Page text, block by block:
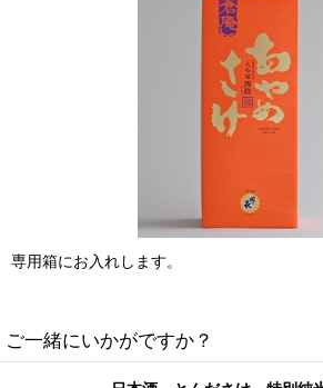
専用箱にお入れします。
ご一緒にいかがですか？